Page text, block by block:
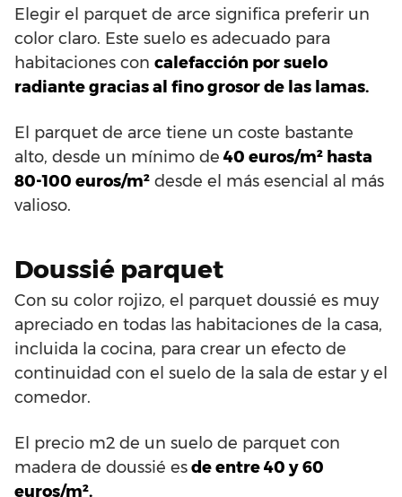
Elegir el parquet de arce significa preferir un
color claro. Este suelo es adecuado para
habitaciones con calefacción por suelo
radiante gracias al fino grosor de las lamas.
El parquet de arce tiene un coste bastante
alto, desde un mínimo de 40 euros/m² hasta
80-100 euros/m² desde el más esencial al más
valioso.
Doussié parquet
Con su color rojizo, el parquet doussié es muy
apreciado en todas las habitaciones de la casa,
incluida la cocina, para crear un efecto de
continuidad con el suelo de la sala de estar y el
comedor.
El precio m2 de un suelo de parquet con
madera de doussié esde entre 40 y 60
euros/m².